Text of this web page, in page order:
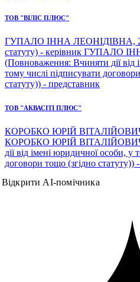
ТОВ "ВІЛІС ПЛЮС"
ГУПАЛО ІННА ЛЕОНІДІВНА,
статуту) - керівник ГУПАЛО
(Повноваження: Вчиняти дії від
тому числі підписувати
статуту)) - представник
ТОВ "АКВАСІТІ ПЛЮС"
КОРОБКО ЮРІЙ ВІТАЛІЙОВИЧ
КОРОБКО ЮРІЙ ВІТАЛІЙОВИЧ
дії від імені юридичної особи, у
договори тощо (згідно статуту))
Відкрити AI-помічника